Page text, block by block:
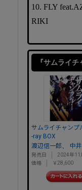
10. FLY
RIKI
『サムライ
サムライチャンプ
-ray BOX
渡辺信一郎
中
発売日
2024年11
価格
￥28,600